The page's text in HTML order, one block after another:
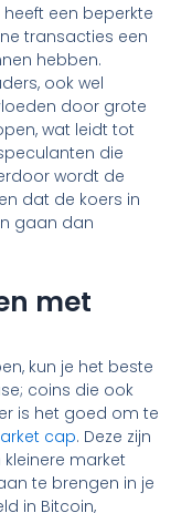
heeft een beperkte
transacties een
hebben.
ook wel
door grote
wat leidt tot
die
wordt de
dat de koers in
gaan dan
met
kun je het beste
coins die ook
is het goed om te
cap. Deze zijn
market
te brengen in je
in Bitcoin,